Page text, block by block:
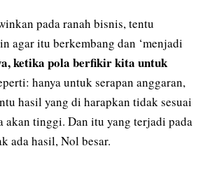
pada ranah bisnis, tentu
agar itu berkembang dan ‘menjadi
ketika pola berfikir kita untuk
hanya untuk serapan anggaran,
hasil yang di harapkan tidak sesuai
akan tinggi. Dan itu yang terjadi pada
ada hasil, Nol besar.